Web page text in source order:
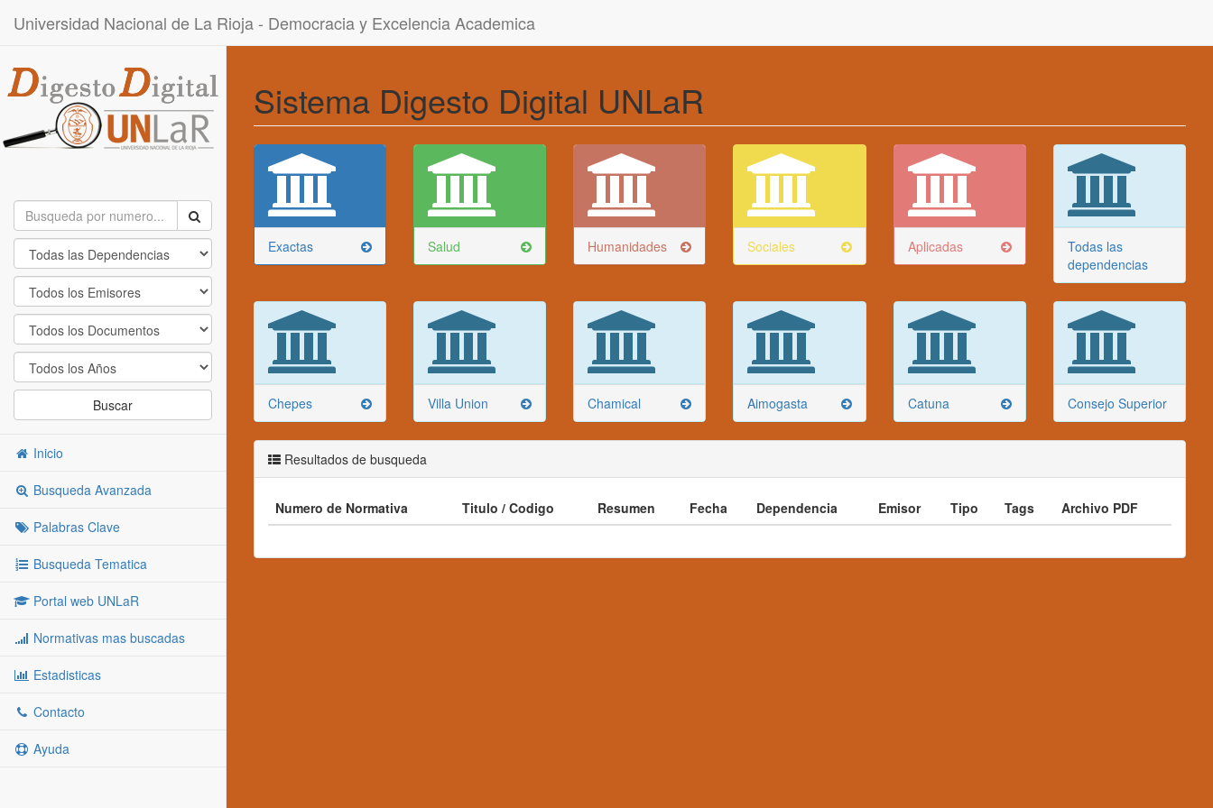
Universidad Nacional de La Rioja - Democracia y Excelencia Academica
Buscar
Inicio
Busqueda Avanzada
Palabras Clave
Busqueda Tematica
Portal web UNLaR
Normativas mas buscadas
Estadisticas
Contacto
Ayuda
Sistema Digesto Digital UNLaR
Exactas Salud Humanidades Sociales Aplicadas
Todas las
dependencias
Chepes Villa Union Chamical Aimogasta Catuna Consejo Superior
Resultados de busqueda
Numero de Normativa Titulo / Codigo Resumen Fecha Dependencia Emisor Tipo Tags Archivo PDF